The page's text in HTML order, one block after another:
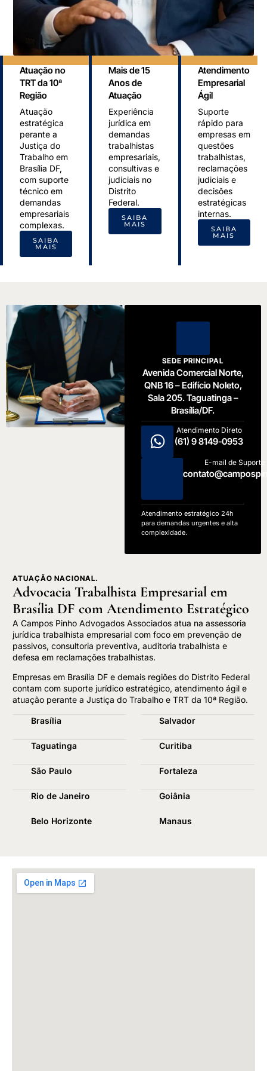
Atuação no
TRT da 10ª
Região
Atuação
estratégica
perante a
Justiça do
Trabalho em
Brasília DF,
com suporte
técnico em
demandas
empresariais
complexas.
SAIBA
MAIS
Mais de 15
Anos de
Atuação
Experiência
jurídica em
demandas
trabalhistas
empresariais,
consultivas e
judiciais no
Distrito
Federal.
SAIBA
MAIS
Atendimento
Empresarial
Ágil
Suporte
rápido para
empresas em
questões
trabalhistas,
reclamações
judiciais e
decisões
estratégicas
internas.
SAIBA
MAIS
SEDE PRINCIPAL
Avenida Comercial Norte,
QNB 16 – Edifício Noleto,
Sala 205. Taguatinga –
Brasília/DF.
Atendimento Direto
(61) 9 8149-0953
E-mail de Suporte
Atendimento estratégico 24h
para demandas urgentes e alta
complexidade.
ATUAÇÃO NACIONAL.
Advocacia Trabalhista Empresarial em
Brasília DF com Atendimento Estratégico
A Campos Pinho Advogados Associados atua na assessoria
jurídica trabalhista empresarial com foco em prevenção de
passivos, consultoria preventiva, auditoria trabalhista e
defesa em reclamações trabalhistas.
Empresas em Brasília DF e demais regiões do Distrito Federal
contam com suporte jurídico estratégico, atendimento ágil e
atuação perante a Justiça do Trabalho e TRT da 10ª Região.
Brasília
Taguatinga
São Paulo
Rio de Janeiro
Belo Horizonte
Salvador
Curitiba
Fortaleza
Goiânia
Manaus